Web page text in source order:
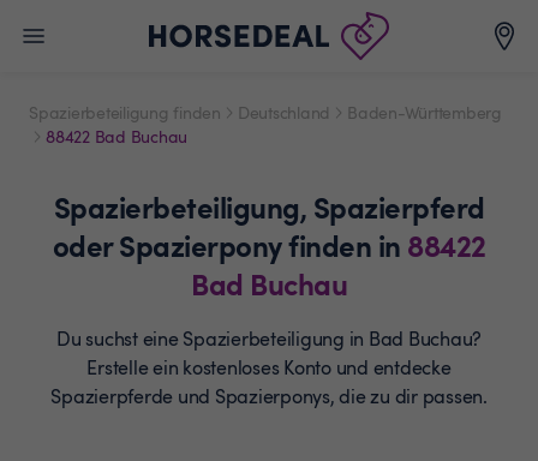
Spazierbeteiligung finden Deutschland
Baden-Württemberg
88422 Bad Buchau
Spazierbeteiligung, Spazierpferd
oder Spazierponyfinden in 88422
Bad Buchau
Du suchst eine Spazierbeteiligung in Bad Buchau?
Erstelle ein kostenloses Konto und entdecke
Spazierpferde und Spazierponys, die zu dir passen.